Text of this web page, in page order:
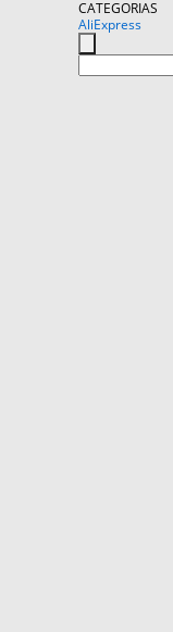
CATEGORIAS
AliExpress